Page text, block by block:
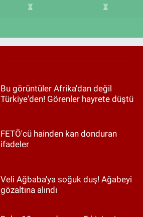
Bu görüntüler Afrika'dan değil
Türkiye'den! Görenler hayrete düştü
FETÖ'cü hainden kan donduran
ifadeler
Veli Ağbaba'ya soğuk duş! Ağabeyi
gözaltına alındı